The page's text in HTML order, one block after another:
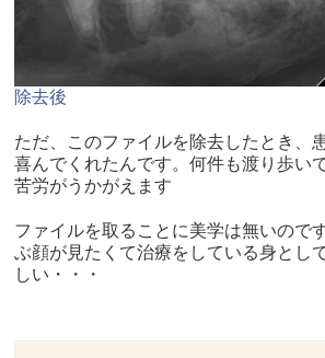
除去後
ただ、このファイルを除去したとき、
喜んでくれたんです。何件も渡り歩い
苦労がうかがえます
ファイルを取ることに美学は無いので
ぶ顔が見たくて治療をしている身とし
しい・・・